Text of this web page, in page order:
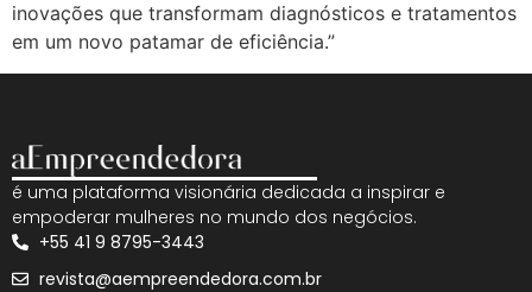
inovações que transformam diagnósticos e tratamentos
em um novo patamar de eficiência.”
é uma plataforma visionária dedicada a inspirar e
empoderar mulheres no mundo dos negócios.
+55 41 9 8795-3443
revista@aempreendedora.com.br